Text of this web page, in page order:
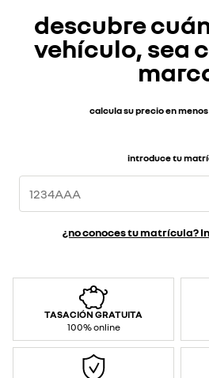
descubre
vehículo, sea
calcula su precio en
introduce tu
¿no conoces tu matrícula?
TASACIÓN GRATUITA
100% online